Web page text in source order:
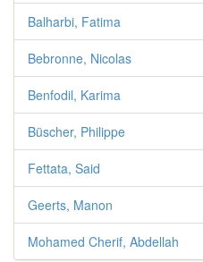
Balharbi, Fatima
Bebronne, Nicolas
Benfodil, Karima
Büscher, Philippe
Fettata, Said
Geerts, Manon
Mohamed Cherif, Abdellah